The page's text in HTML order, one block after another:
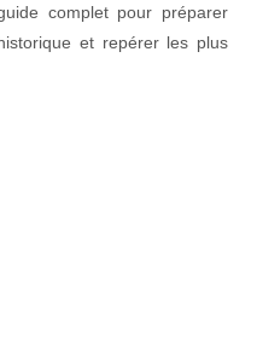
complet pour préparer
et repérer les plus